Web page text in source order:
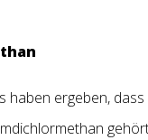
haben ergeben,